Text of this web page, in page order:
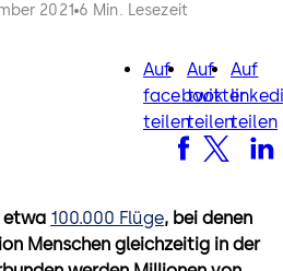
2021 6 Min. Lesezeit
Auf
facebook
teilen
facebook
Auf
twitter
teilen
twitter
Auf
teilen
etwa 100.000 Flüge, bei denen
Menschen gleichzeitig in der